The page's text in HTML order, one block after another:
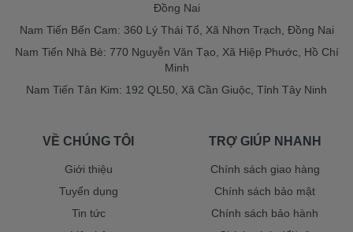
Đồng Nai
Nam Tiến Bến Cam: 360 Lý Thái Tổ, Xã Nhơn Trạch, Đồng Nai
Nam Tiến Nhà Bè: 770 Nguyễn Văn Tạo, Xã Hiệp Phước, Hồ Chí
Minh
Nam Tiến Tân Kim: 192 QL50, Xã Cần Giuộc, Tỉnh Tây Ninh
VỀ CHÚNG TÔI
Giới thiệu
Tuyển dụng
Tin tức
TRỢ GIÚP NHANH
Chính sách giao hàng
Chính sách bảo mật
Chính sách bảo hành